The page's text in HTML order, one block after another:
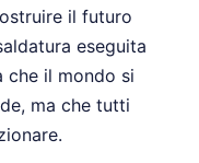
il futuro
eseguita
il mondo si
ma che tutti